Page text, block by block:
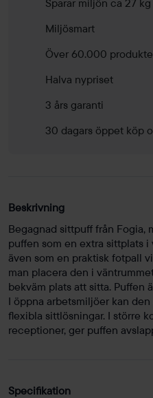
Miljösmart
Över 60.000
Halva nypriset
3 års garanti
30 dagars öppet köp
Beskrivning
Begagnad sittpuff från Fogia,
puffen som en extra sittplats
även som en praktisk fotpall
man placera den i
bekväm plats att sitta. Puffen
I öppna arbetsmiljöer kan
flexibla sittlösningar. I större
receptioner, ger puffen
Specifikation